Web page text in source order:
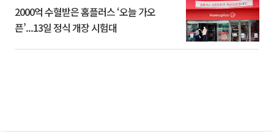
2000억 수혈받은 홈플러스 ‘오늘 가오
픈’...13일 정식 개장 시험대